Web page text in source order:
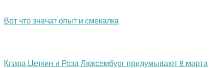
Вот что значат опыт и смекалка
Клара Цеткин и Роза Люксембург придумывают 8 марта